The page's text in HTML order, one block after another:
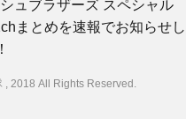
ュブラザーズ スペシャル
まとめを速報でお知らせし
, 2018 All Rights Reserved.